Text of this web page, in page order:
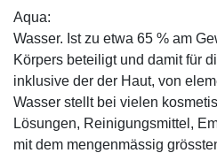
Aqua:
Wasser. Ist zu etwa 65 % am
Körpers beteiligt und damit für
inklusive der der Haut, von
Wasser stellt bei vielen
Lösungen, Reinigungsmittel,
mit dem mengenmässig